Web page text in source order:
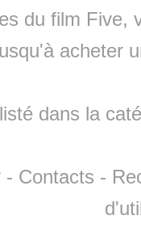
du film Five,
acheter
dans la
- Contacts -